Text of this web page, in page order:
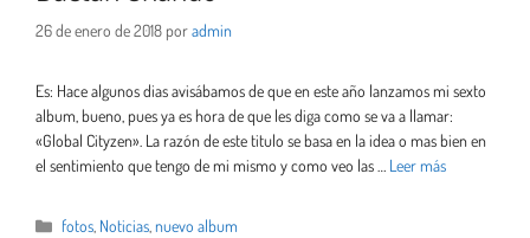
26 de enero de 2018 poradmin
Es: Hace algunos dias avisábamos de que en este año lanzamos mi sexto
album, bueno, pues ya es hora de que les diga como se va a llamar:
«Global Cityzen». La razón de este titulo se basa en la idea o mas bien en
el sentimiento que tengo de mi mismo y como veo las … Leer más
fotos, Noticias,nuevo album